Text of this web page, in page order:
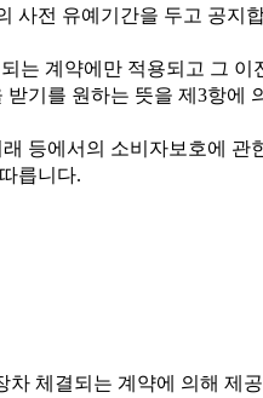
전 유예기간을 두고 공지
계약에만 적용되고 그
기를 원하는 뜻을 제3항에
등에서의 소비자보호에
릅니다.
체결되는 계약에 의해 제